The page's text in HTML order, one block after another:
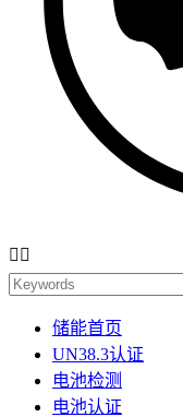
 
储能首页
UN38.3认证
电池检测
电池认证